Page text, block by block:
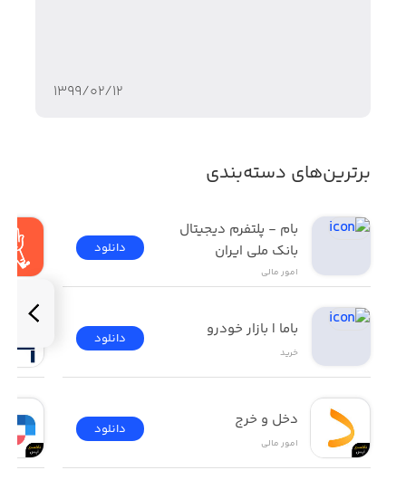
۱۳۹۹/۰۲/۱۲
برترین‌های دسته‌بندی
بانک ملی ایران
امور ‌مالی
دانلود
باما | بازار خودرو
خرید
دانلود
دخل و خرج
امور ‌مالی
دانلود